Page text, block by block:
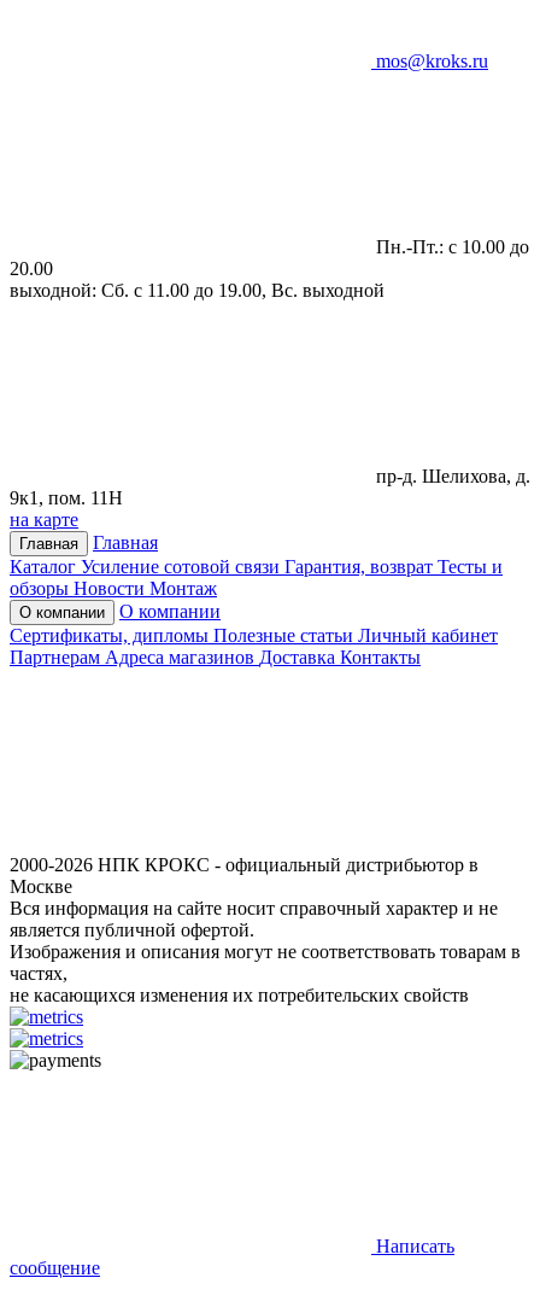
mos@kroks.ru
Пн.-Пт.: с 10.00 до
20.00
выходной: Сб. с 11.00 до 19.00, Вс. выходной
пр-д. Шелихова, д.
9к1, пом. 11Н
на карте
Главная
Главная
Каталог Усиление сотовой связи Гарантия, возврат Тесты и
обзоры Новости Монтаж
О компании
О компании
Сертификаты, дипломы Полезные статьи Личный кабинет
Партнерам Адреса магазинов Доставка Контакты
2000-2026 НПК КРОКС - официальный дистрибьютор в
Москве
Вся информация на сайте носит справочный характер и не
является публичной офертой.
Изображения и описания могут не соответствовать товарам в
частях,
не касающихся изменения их потребительских свойств
Написать
сообщение